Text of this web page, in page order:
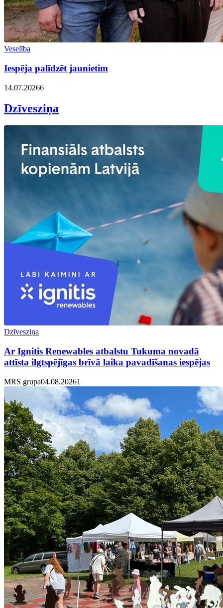
Veselība
Iespēja palīdzēt jaunietim
14.07.20266
Dzīvesziņa
Dzīvesziņa
Ar Ignitis Renewables atbalstu Tukuma novadā
attīsta ilgtspējīgas brīvā laika pavadīšanas iespējas
MRS grupa04.08.20261